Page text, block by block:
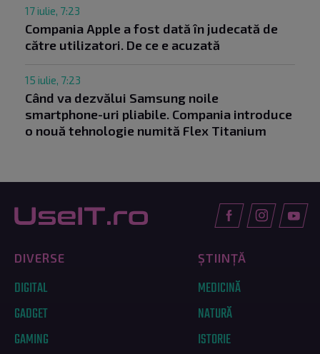
17 iulie, 7:23
Compania Apple a fost dată în judecată de
către utilizatori. De ce e acuzată
15 iulie, 7:23
Când va dezvălui Samsung noile
smartphone-uri pliabile. Compania introduce
o nouă tehnologie numită Flex Titanium
DIVERSE
DIGITAL
GADGET
GAMING
ȘTIINȚĂ
MEDICINĂ
NATURĂ
ISTORIE